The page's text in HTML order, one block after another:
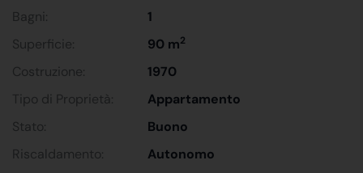
Bagni:
1
Superficie:
90 m2
Costruzione:
1970
Tipo di Proprietà:
Appartamento
Stato:
Buono
Riscaldamento:
Autonomo